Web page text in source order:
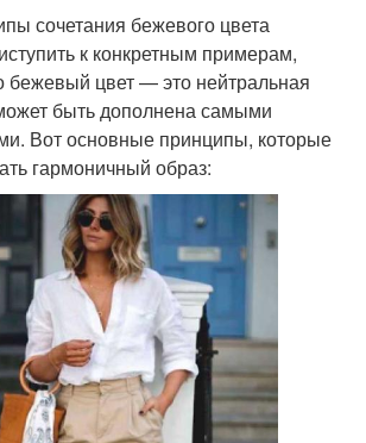
сочетания бежевого цвета
к конкретным примерам,
бежевый цвет — это нейтральная
быть дополнена самыми
Вот основные принципы, которые
гармоничный образ: